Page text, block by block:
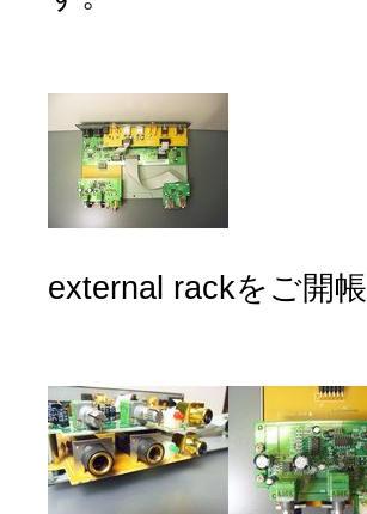
external rackをご開帳